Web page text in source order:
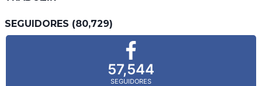
SEGUIDORES (80,729)
57,544
SEGUIDORES